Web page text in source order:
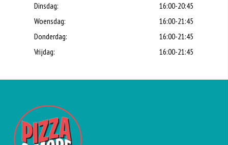
Dinsdag:
16:00-20:45
Woensdag:
16:00-21:45
Donderdag:
16:00-21:45
Vrijdag:
16:00-21:45